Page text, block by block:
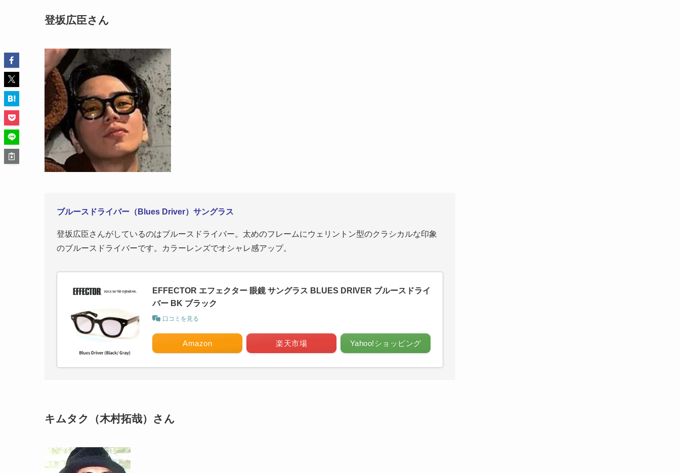
登坂広臣さん
ブルースドライバー（Blues Driver）サングラス
登坂広臣さんがしているのはブルースドライバー。太めのフレームにウェリントン型のクラシカルな印象
のブルースドライバーです。カラーレンズでオシャレ感アップ。
EFFECTOR エフェクター 眼鏡 サングラス BLUES DRIVER ブルースドライ
バー BK ブラック
口コミを見る
Amazon 楽天市場 Yahoo!ショッピング
キムタク（木村拓哉）さん